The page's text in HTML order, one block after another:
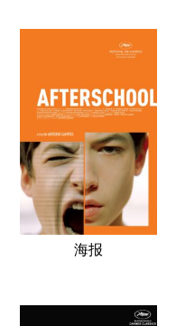
海报